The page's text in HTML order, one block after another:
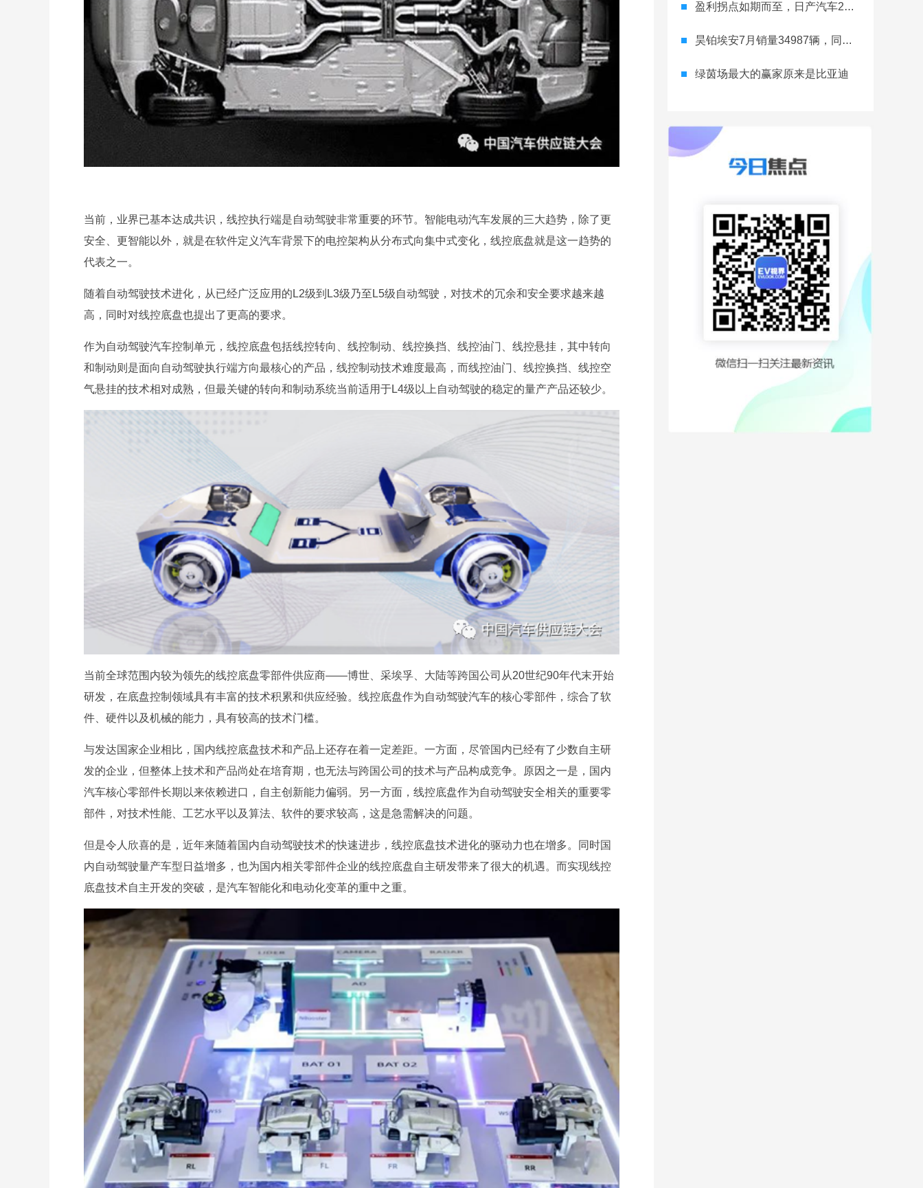
当前，业界已基本达成共识，线控执行端是自动驾驶非常重要的环节。智能电动汽车发展的三大趋势，除了更
安全、更智能以外，就是在软件定义汽车背景下的电控架构从分布式向集中式变化，线控底盘就是这一趋势的
代表之一。
随着自动驾驶技术进化，从已经广泛应用的L2级到L3级乃至L5级自动驾驶，对技术的冗余和安全要求越来越
高，同时对线控底盘也提出了更高的要求。
作为自动驾驶汽车控制单元，线控底盘包括线控转向、线控制动、线控换挡、线控油门、线控悬挂，其中转向
和制动则是面向自动驾驶执行端方向最核心的产品，线控制动技术难度最高，而线控油门、线控换挡、线控空
气悬挂的技术相对成熟，但最关键的转向和制动系统当前适用于L4级以上自动驾驶的稳定的量产产品还较少。
当前全球范围内较为领先的线控底盘零部件供应商——博世、采埃孚、大陆等跨国公司从20世纪90年代末开始
研发，在底盘控制领域具有丰富的技术积累和供应经验。线控底盘作为自动驾驶汽车的核心零部件，综合了软
件、硬件以及机械的能力，具有较高的技术门槛。
与发达国家企业相比，国内线控底盘技术和产品上还存在着一定差距。一方面，尽管国内已经有了少数自主研
发的企业，但整体上技术和产品尚处在培育期，也无法与跨国公司的技术与产品构成竞争。原因之一是，国内
汽车核心零部件长期以来依赖进口，自主创新能力偏弱。另一方面，线控底盘作为自动驾驶安全相关的重要零
部件，对技术性能、工艺水平以及算法、软件的要求较高，这是急需解决的问题。
但是令人欣喜的是，近年来随着国内自动驾驶技术的快速进步，线控底盘技术进化的驱动力也在增多。同时国
内自动驾驶量产车型日益增多，也为国内相关零部件企业的线控底盘自主研发带来了很大的机遇。而实现线控
底盘技术自主开发的突破，是汽车智能化和电动化变革的重中之重。
盈利拐点如期而至，日产汽车26财年一季度财报释放稳健增长信号
昊铂埃安7月销量34987辆，同比增长31.74%，全新Ray系列蓄势待发
绿茵场最大的赢家原来是比亚迪